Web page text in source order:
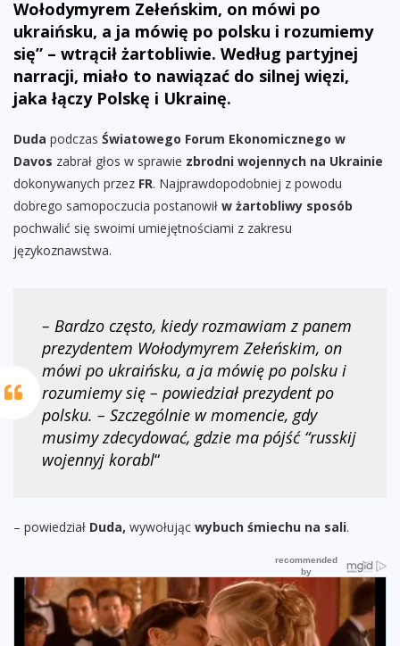
Wołodymyrem Zełeńskim, on mówi po
ukraińsku, a ja mówię po polsku i rozumiemy
się” – wtrącił żartobliwie. Według partyjnej
narracji, miało to nawiązać do silnej więzi,
jaka łączy Polskę i Ukrainę.
Duda podczas Światowego Forum Ekonomicznego w
Davos zabrał głos w sprawie zbrodni wojennych na Ukrainie
dokonywanych przez FR. Najprawdopodobniej z powodu
dobrego samopoczucia postanowił w żartobliwy sposób
pochwalić się swoimi umiejętnościami z zakresu
językoznawstwa.
– Bardzo często, kiedy rozmawiam z panem
prezydentem Wołodymyrem Zełeńskim, on
mówi po ukraińsku, a ja mówię po polsku i
rozumiemy się – powiedział prezydent po
polsku. – Szczególnie w momencie, gdy
musimy zdecydować, gdzie ma pójść “russkij
wojennyj korabl“
– powiedział Duda, wywołując wybuch śmiechu na sali.